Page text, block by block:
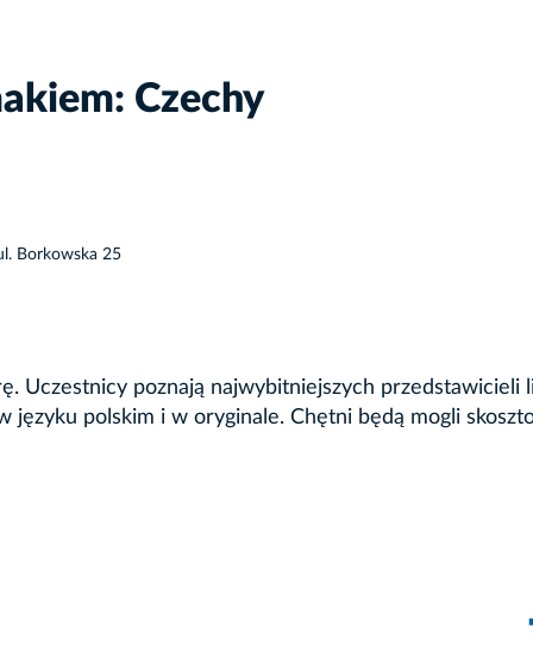
Czechy
Borkowska 25
Uczestnicy poznają najwybitniejszych przedstawicieli
polskim i w oryginale. Chętni będą mogli